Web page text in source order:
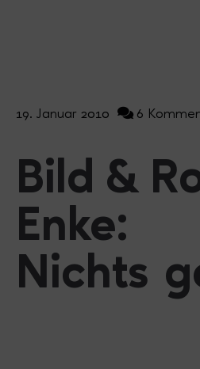
19. Januar 2010 6
Bild &
Enke:
Nichts